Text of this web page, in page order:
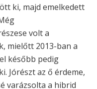
ki, majd emelkedett
volt a
mielőtt 2013-ban a
később pedig
Jórészt az ő érdeme,
varázsolta a hibrid